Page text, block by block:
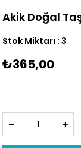
Akik Doğal
Stok Miktarı : 3
₺365,00